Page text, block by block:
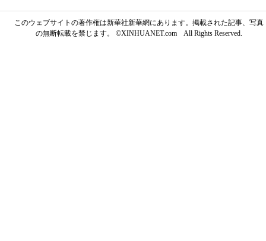
このウェブサイトの著作権は新華社新華網にあります。掲載された記事、写真
の無断転載を禁じます。 ©XINHUANET.com All Rights Reserved.